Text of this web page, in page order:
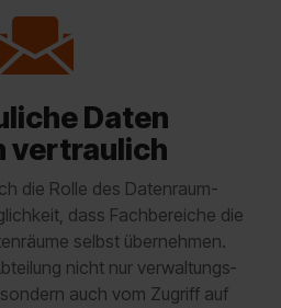
Daten
vertraulich
die Rolle des Datenraum-
dass Fachbereiche die
selbst übernehmen.
nicht nur verwaltungs­
auch vom Zugriff auf